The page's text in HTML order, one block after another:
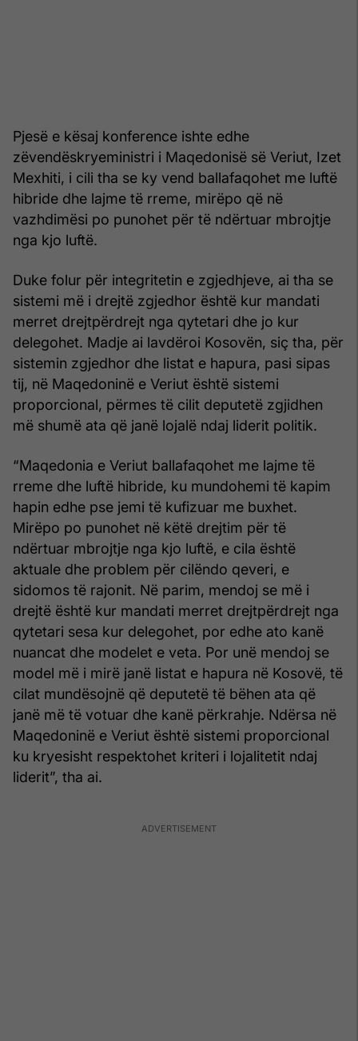
Pjesë e kësaj konference ishte edhe
zëvendëskryeministri i Maqedonisë së Veriut, Izet
Mexhiti, i cili tha se ky vend ballafaqohet me luftë
hibride dhe lajme të rreme, mirëpo që në
vazhdimësi po punohet për të ndërtuar mbrojtje
nga kjo luftë.
Duke folur për integritetin e zgjedhjeve, ai tha se
sistemi më i drejtë zgjedhor është kur mandati
merret drejtpërdrejt nga qytetari dhe jo kur
delegohet. Madje ai lavdëroi Kosovën, siç tha, për
sistemin zgjedhor dhe listat e hapura, pasi sipas
tij, në Maqedoninë e Veriut është sistemi
proporcional, përmes të cilit deputetë zgjidhen
më shumë ata që janë lojalë ndaj liderit politik.
“Maqedonia e Veriut ballafaqohet me lajme të
rreme dhe luftë hibride, ku mundohemi të kapim
hapin edhe pse jemi të kufizuar me buxhet.
Mirëpo po punohet në këtë drejtim për të
ndërtuar mbrojtje nga kjo luftë, e cila është
aktuale dhe problem për cilëndo qeveri, e
sidomos të rajonit. Në parim, mendoj se më i
drejtë është kur mandati merret drejtpërdrejt nga
qytetari sesa kur delegohet, por edhe ato kanë
nuancat dhe modelet e veta. Por unë mendoj se
model më i mirë janë listat e hapura në Kosovë, të
cilat mundësojnë që deputetë të bëhen ata që
janë më të votuar dhe kanë përkrahje. Ndërsa në
Maqedoninë e Veriut është sistemi proporcional
ku kryesisht respektohet kriteri i lojalitetit ndaj
liderit”, tha ai.